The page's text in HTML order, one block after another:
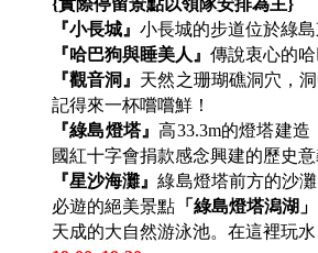
『小長城』 小長城的步道位於綠
『哈巴狗與睡美人』 傳說衷心的
『觀音洞』 天然之珊瑚礁洞穴，
記得來一杯嚐嚐鮮！
『綠島燈塔』高33.3m的燈塔建
國紅十字會捐款感念興建的歷史
『星沙海灘』綠島燈塔前方的沙
必遊的絕美景點 「綠島燈塔潟湖」
天成的大自然游泳池。在這裡玩